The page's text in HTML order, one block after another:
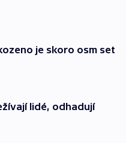
je skoro osm set
lidé, odhadují